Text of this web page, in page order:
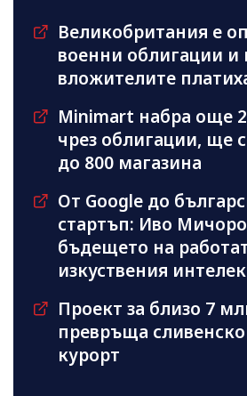
Великобритания е
военни облигации и
вложителите
Minimart набра още
чрез облигации, ще
до 800 магазина
От Google до
стартъп: Иво
бъдещето на
изкуствения
Проект за близо 7
превръща сливенско
курорт